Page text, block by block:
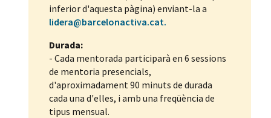
inferior d'aquesta pàgina) enviant-la a
lidera@barcelonactiva.cat.
Durada:
- Cada mentorada participarà en 6 sessions
de mentoria presencials,
d'aproximadament 90 minuts de durada
cada una d'elles, i amb una freqüència de
tipus mensual.